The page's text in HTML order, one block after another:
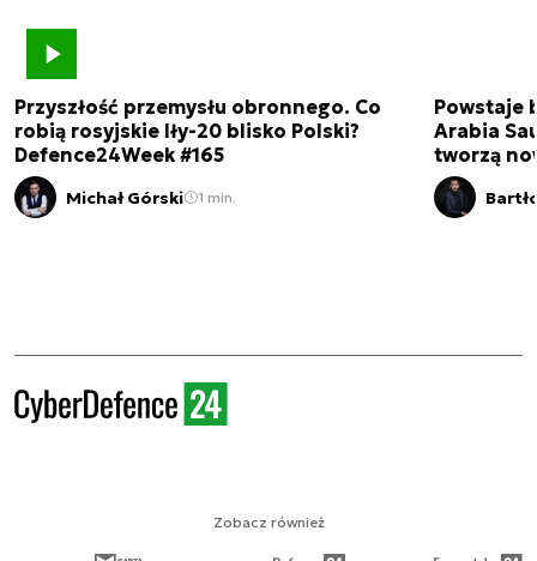
Przyszłość przemysłu obronnego. Co
robią rosyjskie Iły-20 blisko Polski?
Defence24Week #165
Michał Górski 1 min.
Powstaje
Arabia
tworzą
Zobacz również